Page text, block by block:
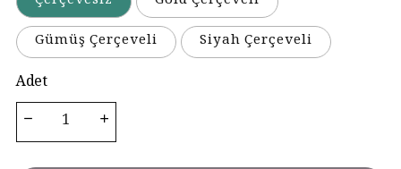
Gümüş Çerçeveli
Siyah Çerçeveli
Adet